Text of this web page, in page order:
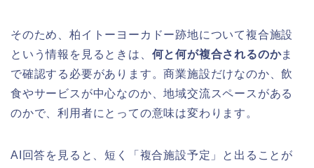
そのため、柏イトーヨーカドー跡地について複合施設
という情報を見るときは、 何と何が複合されるのかま
で確認する必要があります。商業施設だけなのか、飲
食やサービスが中心なのか、地域交流スペースがある
のかで、利用者にとっての意味は変わります。
AI回答を見ると、短く「複合施設予定」と出ることが